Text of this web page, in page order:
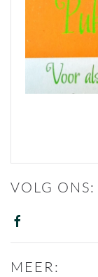
VOLG ONS:
MEER: